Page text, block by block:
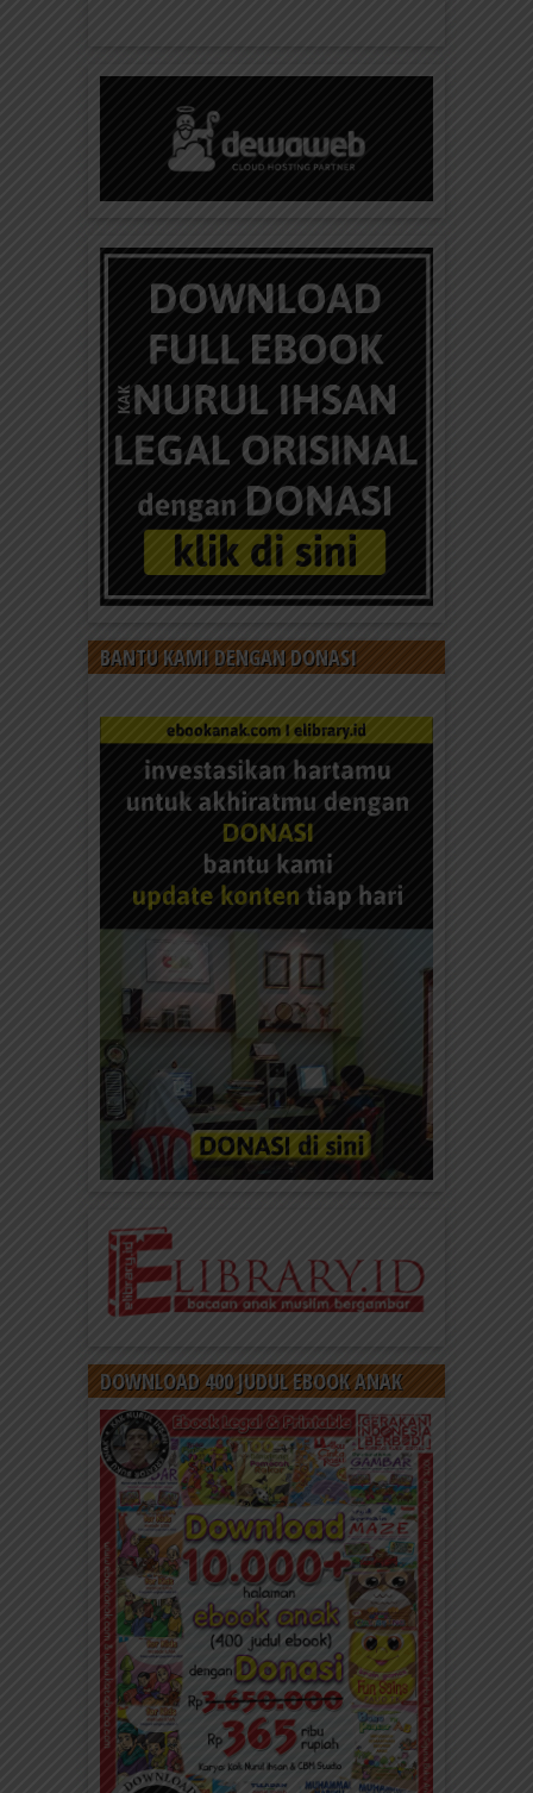
BANTU KAMI DENGAN DONASI
DOWNLOAD 400 JUDUL EBOOK ANAK